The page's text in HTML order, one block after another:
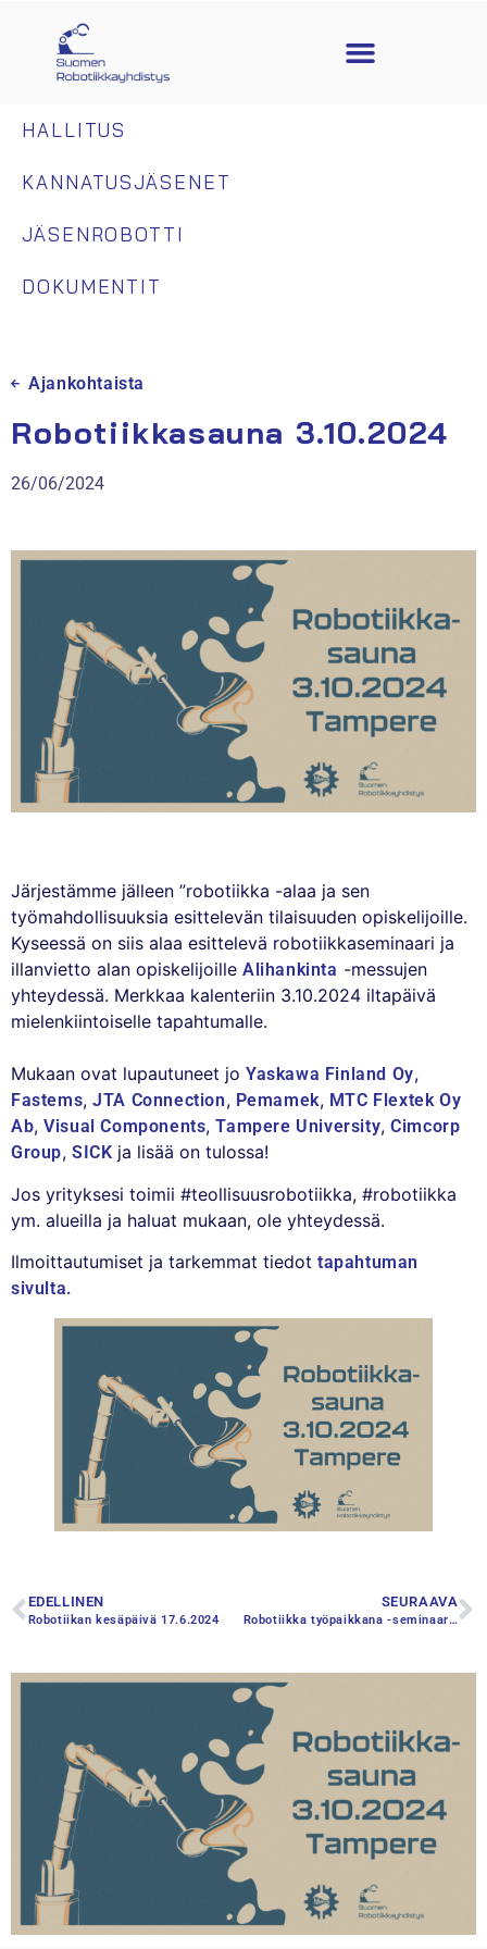
HALLITUS
KANNATUSJÄSENET
JÄSENROBOTTI
DOKUMENTIT
Ajankohtaista
Robotiikkasauna 3.10.2024
26/06/2024
Järjestämme jälleen ”robotiikka -alaa ja sen
työmahdollisuuksia esittelevän tilaisuuden opiskelijoille.
Kyseessä on siis alaa esittelevä robotiikkaseminaari ja
illanvietto alan opiskelijoille Alihankinta -messujen
yhteydessä. Merkkaa kalenteriin 3.10.2024 iltapäivä
mielenkiintoiselle tapahtumalle.
Mukaan ovat lupautuneet jo Yaskawa Finland Oy,
Fastems,JTA Connection, Pemamek, MTC Flextek Oy
Ab,Visual Components,Tampere University,Cimcorp
Group, SICK ja lisää on tulossa!
Jos yrityksesi toimii #teollisuusrobotiikka, #robotiikka
ym. alueilla ja haluat mukaan, ole yhteydessä.
Ilmoittautumiset ja tarkemmat tiedot tapahtuman
sivulta.
EDELLINEN
Robotiikan kesäpäivä 17.6.2024
SEURAAVA
Robotiikka työpaikkana -seminaari 2024